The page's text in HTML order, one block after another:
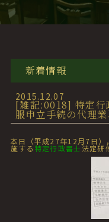
新着情報
2015.12.07
[雑記:0018] 特定行
服申立手続の代理
本日（平成27年12月7日），
施する特定行政書士法定研